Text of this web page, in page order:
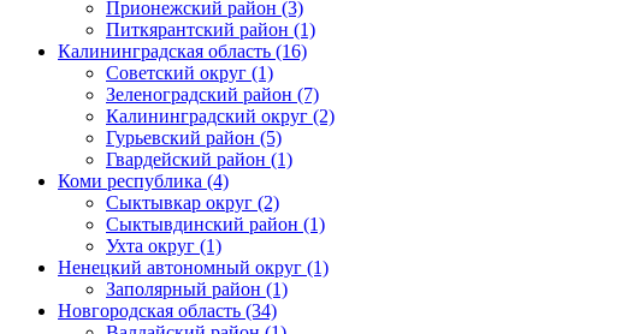
Прионежский район (3)
Питкярантский район (1)
Калининградская область (16)
Советский округ (1)
Зеленоградский район (7)
Калининградский округ (2)
Гурьевский район (5)
Гвардейский район (1)
Коми республика (4)
Сыктывкар округ (2)
Сыктывдинский район (1)
Ухта округ (1)
Ненецкий автономный округ (1)
Заполярный район (1)
Новгородская область (34)